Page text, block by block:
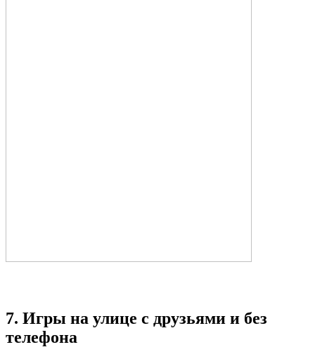
7. Игры на улице с друзьями и без
телефона